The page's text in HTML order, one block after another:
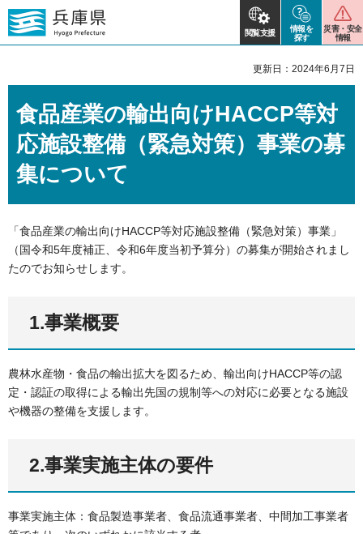
閲覧支援
情報を
探す
災害・安全
情報
更新日：2024年6月7日
食品産業の輸出向けHACCP等対
応施設整備（緊急対策）事業の募
集について
「食品産業の輸出向けHACCP等対応施設整備（緊急対策）事業」
（国令和5年度補正、令和6年度当初予算分）の募集が開始されまし
たのでお知らせします。
1.事業概要
農林水産物・食品の輸出拡大を図るため、輸出向けHACCP等の認
定・認証の取得による輸出先国の規制等への対応に必要となる施設
や機器の整備を支援します。
2.事業実施主体の要件
事業実施主体：食品製造事業者、食品流通事業者、中間加工事業者